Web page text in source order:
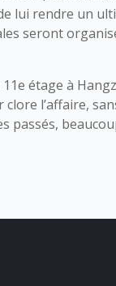
lui rendre un
seront
étage à
clore l’affaire,
passés,